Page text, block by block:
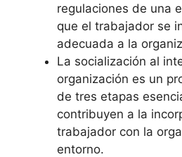
regulaciones de una
que el trabajador se
adecuada a la
La socialización al
organización es un
de tres etapas
contribuyen a la
trabajador con la
entorno.